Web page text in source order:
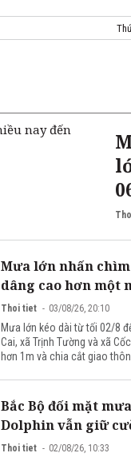
Mưa lớn nhấn
dâng cao hơn một
Thoi tiet 03/08/26, 20:10
Mưa lớn kéo dài từ tối 02/8
Cai, xã Trịnh Tường và xã
hơn 1m và chia cắt giao
Bắc Bộ đối mặt
Dolphin vẫn giữ
Thoi tiet 02/08/26, 10:33